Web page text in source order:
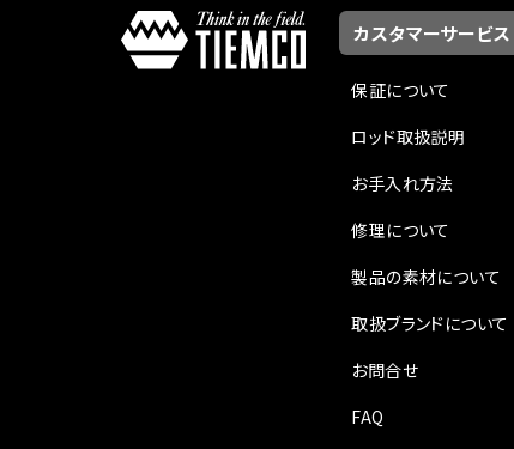
カスタマーサービス
保証について
ロッド取扱説明
お手入れ方法
修理について
製品の素材について
取扱ブランドについて
お問合せ
FAQ